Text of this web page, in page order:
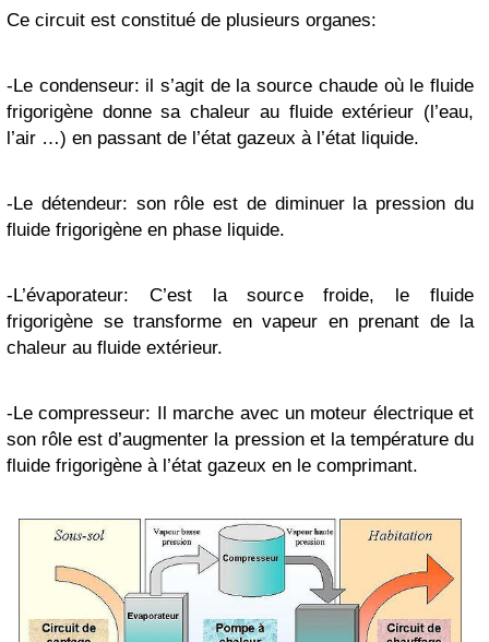
Ce circuit est constitué de plusieurs organes:
-Le condenseur: il s’agit de la source chaude où le fluide
frigorigène donne sa chaleur au fluide extérieur (l’eau,
l’air …) en passant de l’état gazeux à l’état liquide.
-Le détendeur: son rôle est de diminuer la pression du
fluide frigorigène en phase liquide.
-L’évaporateur: C’est la source froide, le fluide
frigorigène se transforme en vapeur en prenant de la
chaleur au fluide extérieur.
-Le compresseur: Il marche avec un moteur électrique et
son rôle est d’augmenter la pression et la température du
fluide frigorigène à l’état gazeux en le comprimant.